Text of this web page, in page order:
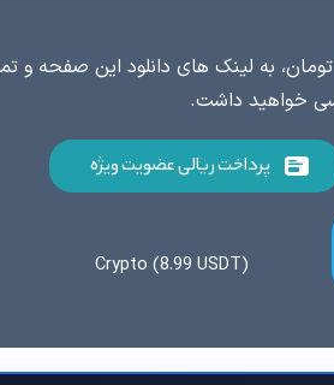
تومان، به لینک های دانلود این صفحه و
پرداخت ریالی عضویت ویژه
Crypto (8.99 USDT)